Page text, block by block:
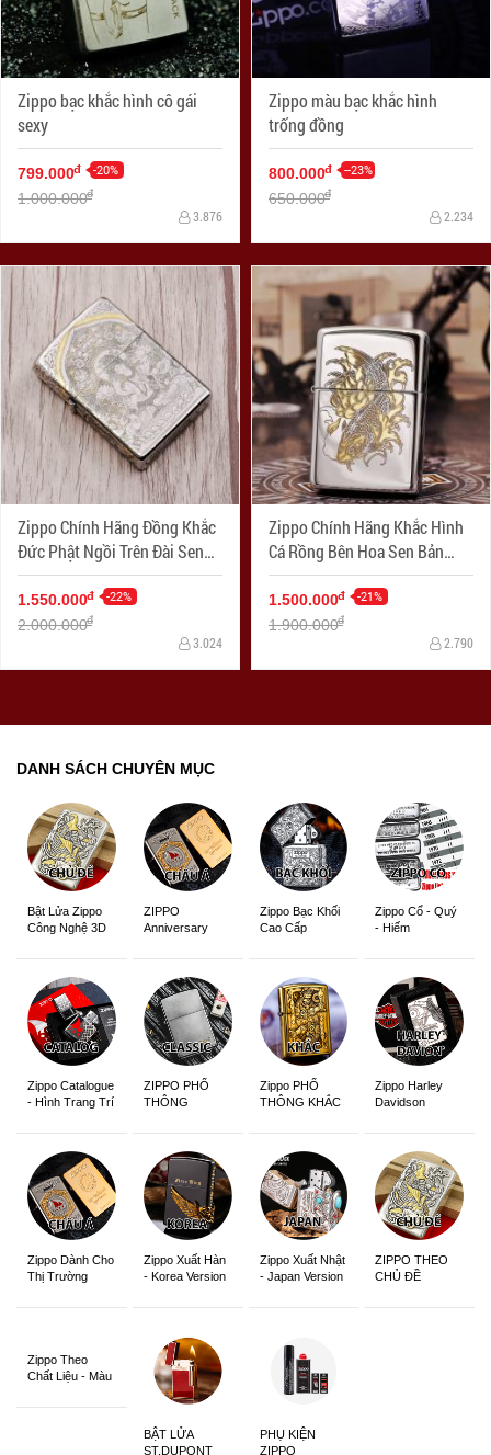
Zippo bạc khắc hình cô gái
sexy
799.000đ -20%
1.000.000đ
3.876
Zippo màu bạc khắc hình
trống đồng
800.000đ --23%
650.000đ
2.234
Zippo Chính Hãng Đồng Khắc
Đức Phật Ngồi Trên Đài Sen
Hoa Văn Tinh Tế Bản Chorme
1.550.000đ -22%
2.000.000đ
3.024
Zippo Chính Hãng Khắc Hình
Cá Rồng Bên Hoa Sen Bản
Choerm
1.500.000đ -21%
1.900.000đ
2.790
DANH SÁCH CHUYÊN MỤC
Bật Lửa Zippo
Công Nghệ 3D
ZIPPO
Anniversary
Zippo Bạc Khối
Cao Cấp
Zippo Cổ - Quý
- Hiếm
Zippo Catalogue
- Hình Trang Trí
ZIPPO PHỔ
THÔNG
Zippo PHỔ
THÔNG KHẮC
Zippo Harley
Davidson
Zippo Dành Cho
Thị Trường
Zippo Xuất Hàn
- Korea Version
Zippo Xuất Nhật
- Japan Version
ZIPPO THEO
CHỦ ĐỀ
Zippo Theo
Chất Liệu - Màu
BẬT LỬA
ST.DUPONT
PHỤ KIỆN
ZIPPO